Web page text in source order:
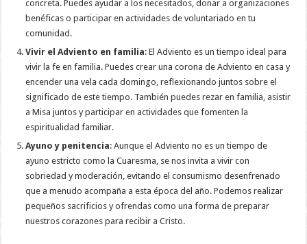
concreta. Puedes ayudar a los necesitados, donar a organizaciones
benéficas o participar en actividades de voluntariado en tu
comunidad.
Vivir el Adviento en familia: El Adviento es un tiempo ideal para
vivir la fe en familia. Puedes crear una corona de Adviento en casa y
encender una vela cada domingo, reflexionando juntos sobre el
significado de este tiempo. También puedes rezar en familia, asistir
a Misa juntos y participar en actividades que fomenten la
espiritualidad familiar.
Ayuno y penitencia: Aunque el Adviento no es un tiempo de
ayuno estricto como la Cuaresma, se nos invita a vivir con
sobriedad y moderación, evitando el consumismo desenfrenado
que a menudo acompaña a esta época del año. Podemos realizar
pequeños sacrificios y ofrendas como una forma de preparar
nuestros corazones para recibir a Cristo.